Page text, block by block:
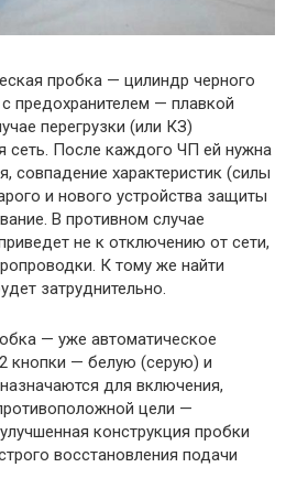
пробка — цилиндр черного
предохранителем — плавкой
перегрузки (или КЗ)
сеть. После каждого ЧП ей нужна
совпадение характеристик (силы
и нового устройства защиты
В противном случае
не к отключению от сети,
К тому же найти
затруднительно.
— уже автоматическое
кнопки — белую (серую) и
для включения,
цели —
конструкция пробки
восстановления подачи